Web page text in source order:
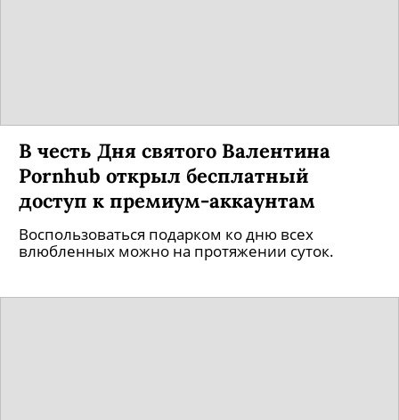
В честь Дня святого Валентина
Pornhub открыл бесплатный
доступ к премиум-аккаунтам
Воспользоваться подарком ко дню всех
влюбленных можно на протяжении суток.